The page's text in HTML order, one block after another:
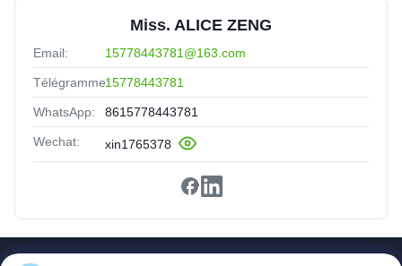
Miss. ALICE ZENG
Email: 15778443781@163.com
Télégramme:15778443781
WhatsApp: 8615778443781
Wechat: xin1765378